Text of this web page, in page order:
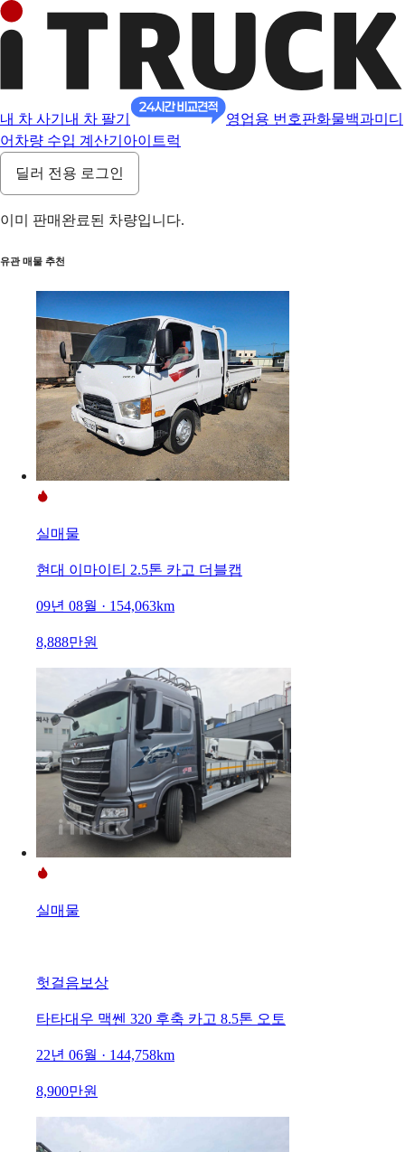
내 차 사기 내 차 팔기 영업용 번호판화물백과미디
어 차량 수입 계산기 아이트럭
딜러 전용 로그인
이미 판매완료된 차량입니다.
유관 매물 추천
실매물
현대 이마이티 2.5톤 카고 더블캡
09년 08월 · 154,063km
8,888만원
실매물
헛걸음보상
타타대우 맥쎈 320 후축 카고 8.5톤 오토
22년 06월 · 144,758km
8,900만원